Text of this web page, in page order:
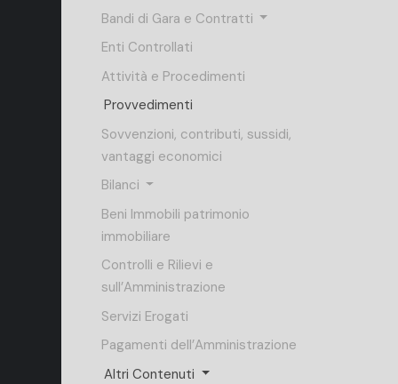
Bandi di Gara e Contratti
Enti Controllati
Attività e Procedimenti
Provvedimenti
Sovvenzioni, contributi, sussidi,
vantaggi economici
Bilanci
Beni Immobili patrimonio
immobiliare
Controlli e Rilievi e
sull’Amministrazione
Servizi Erogati
Pagamenti dell’Amministrazione
Altri Contenuti